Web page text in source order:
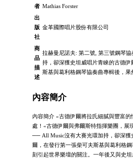
者 Mathias Forster
出
版
社
金革國際唱片股份有限公司
商
品
描
述
拉赫曼尼諾夫: 第二號, 第三號鋼琴
持，卻深獲史坦威唱片青睞的古德伊
斯基與葛利格鋼琴協奏曲專輯後，果
內容簡介
內容簡介 «古德伊爾將拉氏細膩與豐富
處！«古德伊爾與弗爾斯特指揮樂團，展
── All Music沒有大賽光環加持，卻深獲
爾，在發行第一張柴可夫斯基與葛利格
刻引起世界樂壇的關注。一年後又與史